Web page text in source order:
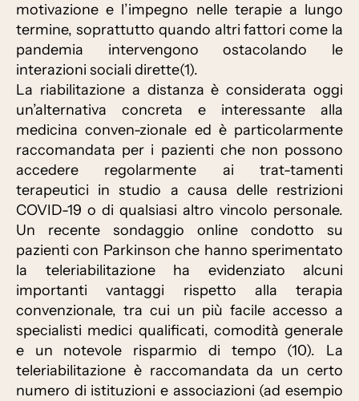
motivazione e l’impegno nelle terapie a lungo
termine, soprattutto quando altri fattori come la
pandemia intervengono ostacolando le
interazioni sociali dirette(1).
La riabilitazione a distanza è considerata oggi
un’alternativa concreta e interessante alla
medicina conven-zionale ed è particolarmente
raccomandata per i pazienti che non possono
accedere regolarmente ai trat-tamenti
terapeutici in studio a causa delle restrizioni
COVID-19 o di qualsiasi altro vincolo personale.
Un recente sondaggio online condotto su
pazienti con Parkinson che hanno sperimentato
la teleriabilitazione ha evidenziato alcuni
importanti vantaggi rispetto alla terapia
convenzionale, tra cui un più facile accesso a
specialisti medici qualificati, comodità generale
e un notevole risparmio di tempo (10). La
teleriabilitazione è raccomandata da un certo
numero di istituzioni e associazioni (ad esempio